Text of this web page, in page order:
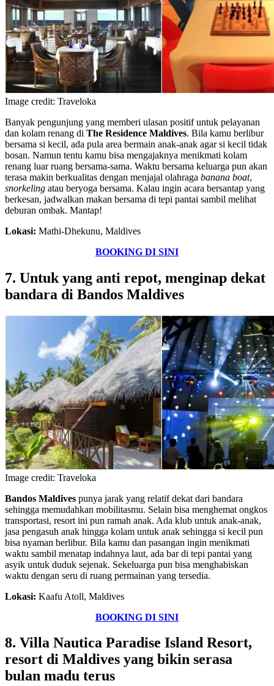
Image credit: Traveloka
Banyak pengunjung yang memberi ulasan positif untuk pelayanan
dan kolam renang di The Residence Maldives. Bila kamu berlibur
bersama si kecil, ada pula area bermain anak-anak agar si kecil tidak
bosan. Namun tentu kamu bisa mengajaknya menikmati kolam
renang luar ruang bersama-sama. Waktu bersama keluarga pun akan
terasa makin berkualitas dengan menjajal olahraga banana boat,
snorkeling atau beryoga bersama. Kalau ingin acara bersantap yang
berkesan, jadwalkan makan bersama di tepi pantai sambil melihat
deburan ombak. Mantap!
Lokasi: Mathi-Dhekunu, Maldives
BOOKING DI SINI
7. Untuk yang anti repot, menginap dekat
bandara di Bandos Maldives
Image credit: Traveloka
Bandos Maldives punya jarak yang relatif dekat dari bandara
sehingga memudahkan mobilitasmu. Selain bisa menghemat ongkos
transportasi, resort ini pun ramah anak. Ada klub untuk anak-anak,
jasa pengasuh anak hingga kolam untuk anak sehingga si kecil pun
bisa nyaman berlibur. Bila kamu dan pasangan ingin menikmati
waktu sambil menatap indahnya laut, ada bar di tepi pantai yang
asyik untuk duduk sejenak. Sekeluarga pun bisa menghabiskan
waktu dengan seru di ruang permainan yang tersedia.
Lokasi: Kaafu Atoll, Maldives
BOOKING DI SINI
8. Villa Nautica Paradise Island Resort,
resort di Maldives yang bikin serasa
bulan madu terus